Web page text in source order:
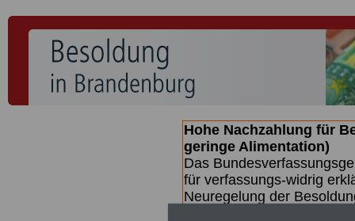
Hohe Nachzahlung für
geringe Alimentation)
Das
für verfassungs-widrig
Neuregelung der